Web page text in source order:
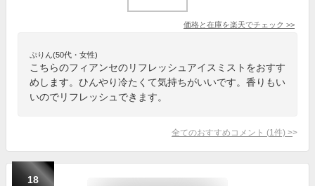
価格と在庫を楽天でチェック >>
ぷりん(50代・女性)
こちらのフィアンセのリフレッシュアイスミストをおすす
めします。ひんやり冷たくて気持ちがいいです。香りもい
いのでリフレッシュできます。
全てのおすすめコメント (1 件) >
18